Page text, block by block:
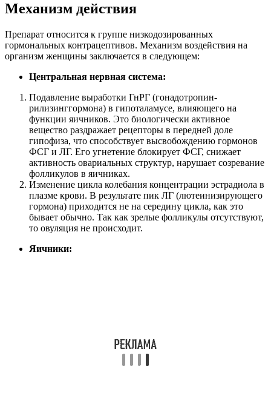
Механизм действия
Препарат относится к группе низкодозированных
гормональных контрацептивов. Механизм воздействия на
организм женщины заключается в следующем:
Центральная нервная система:
Подавление выработки ГнРГ (гонадотропин-
рилизинггормона) в гипоталамусе, влияющего на
функции яичников. Это биологически активное
вещество раздражает рецепторы в передней доле
гипофиза, что способствует высвобождению гормонов
ФСГ и ЛГ. Его угнетение блокирует ФСГ, снижает
активность овариальных структур, нарушает созревание
фолликулов в яичниках.
Изменение цикла колебания концентрации эстрадиола в
плазме крови. В результате пик ЛГ (лютеинизирующего
гормона) приходится не на середину цикла, как это
бывает обычно. Так как зрелые фолликулы отсутствуют,
то овуляция не происходит.
Яичники: